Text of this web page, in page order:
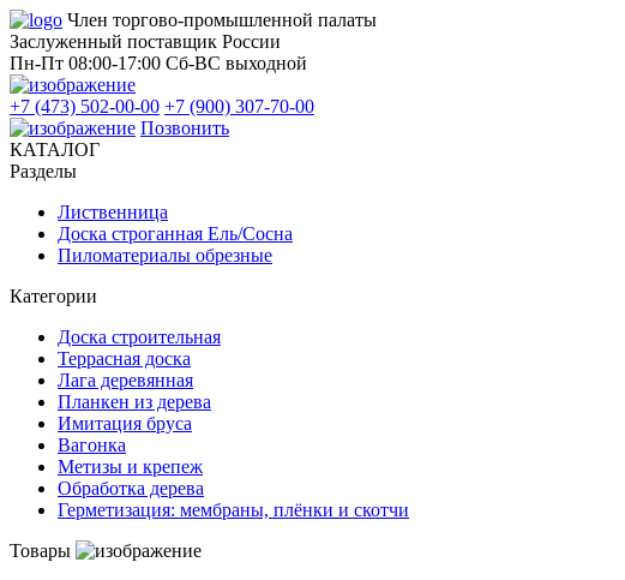
Член торгово-промышленной палаты
Заслуженный поставщик России
Пн-Пт 08:00-17:00 Сб-ВС выходной
+7 (473) 502-00-00 +7 (900) 307-70-00
Позвонить
КАТАЛОГ
Разделы
Лиственница
Доска строганная Ель/Сосна
Пиломатериалы обрезные
Категории
Доска строительная
Террасная доска
Лага деревянная
Планкен из дерева
Имитация бруса
Вагонка
Метизы и крепеж
Обработка дерева
Герметизация: мембраны, плёнки и скотчи
Товары